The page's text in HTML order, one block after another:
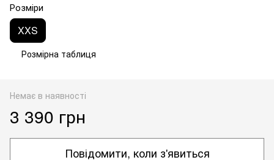
Розміри
XXS
Розмірна таблиця
Немає в наявності
3 390 грн
Повідомити, коли з'явиться